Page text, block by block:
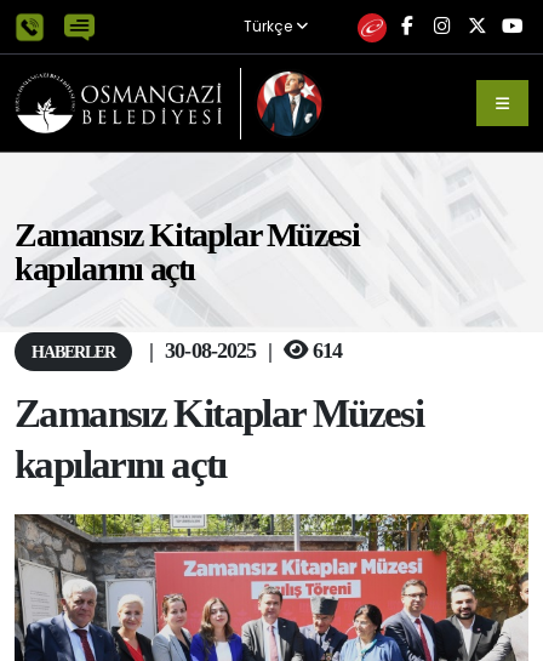
Türkçe
Zamansız Kitaplar Müzesi
kapılarını açtı
HABERLER | 30-08-2025 | 614
Zamansız Kitaplar Müzesi
kapılarını açtı